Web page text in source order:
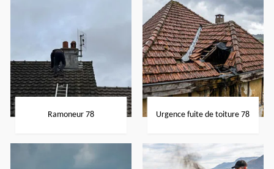
Ramoneur 78 Urgence fuite de toiture 78